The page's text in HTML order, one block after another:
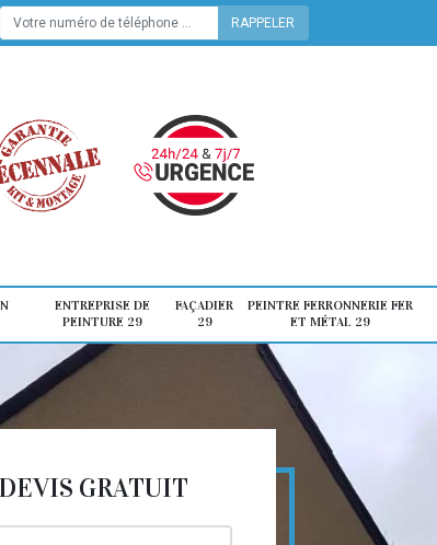
ENTREPRISE DE
PEINTURE 29
FAÇADIER
29
PEINTRE FERRONNERIE FER
ET MÉTAL 29
GRATUIT